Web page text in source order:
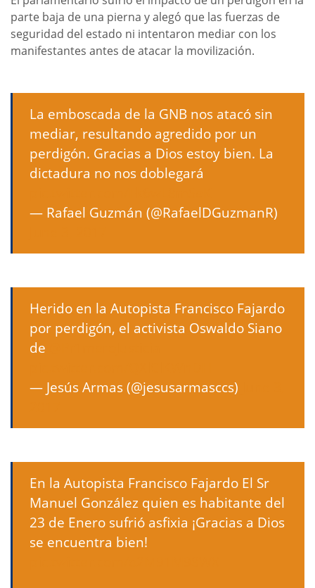
parte baja de una pierna y alegó que las fuerzas de
seguridad del estado ni intentaron mediar con los
manifestantes antes de atacar la movilización.
La emboscada de la GNB nos atacó sin
mediar, resultando agredido por un
perdigón. Gracias a Dios estoy bien. La
dictadura no nos doblegará
— Rafael Guzmán (@RafaelDGuzmanR)
Herido en la Autopista Francisco Fajardo
por perdigón, el activista Oswaldo Siano
de
— Jesús Armas (@jesusarmasccs)
En la Autopista Francisco Fajardo El Sr
Manuel González quien es habitante del
23 de Enero sufrió asfixia ¡Gracias a Dios
se encuentra bien!